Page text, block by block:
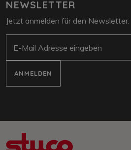
NEWSLETTER
Jetzt anmelden für den Newsletter:
ANMELDEN